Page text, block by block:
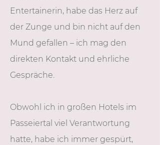
Entertainerin, habe das Herz auf
der Zunge und bin nicht auf den
Mund gefallen – ich mag den
direkten Kontakt und ehrliche
Gespräche.
Obwohl ich in großen Hotels im
Passeiertal viel Verantwortung
hatte, habe ich immer gespürt,